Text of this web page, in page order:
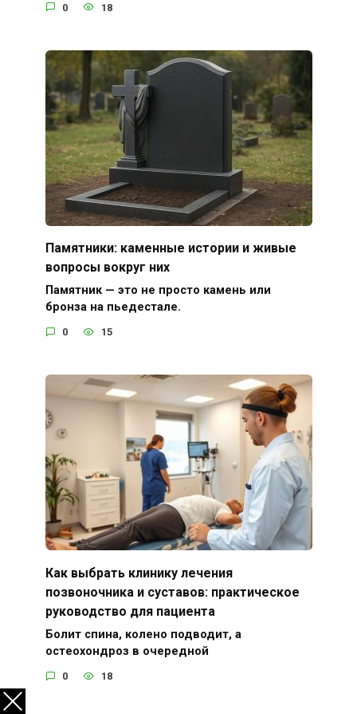
0 18
Памятники: каменные истории и живые
вопросы вокруг них
Памятник — это не просто камень или
бронза на пьедестале.
0 15
Как выбрать клинику лечения
позвоночника и суставов: практическое
руководство для пациента
Болит спина, колено подводит, а
остеохондроз в очередной
0 18